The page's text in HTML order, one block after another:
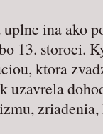
ina ako
13. storoci.
ktora
uzavrela